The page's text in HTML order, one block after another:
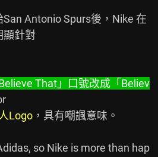
Antonio Spurs後，Nike 在
顯針對
That」口號改成「Believ
Logo ，具有嘲諷意味。
so Nike is more than hap